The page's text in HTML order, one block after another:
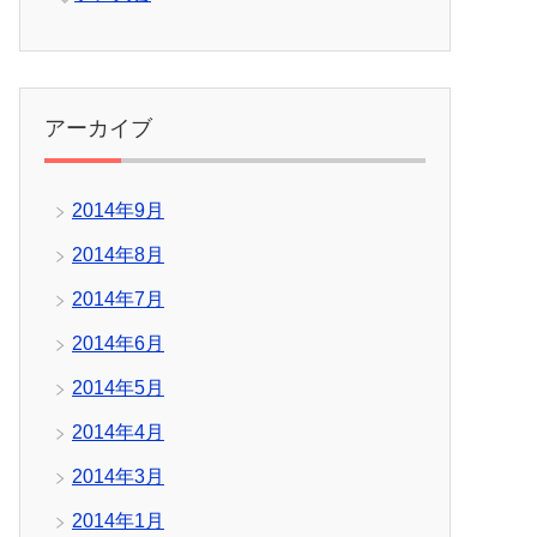
アーカイブ
2014年9月
2014年8月
2014年7月
2014年6月
2014年5月
2014年4月
2014年3月
2014年1月